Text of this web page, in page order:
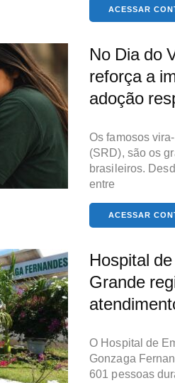
ACESSAR
No Dia do
reforça a
adoção
Os famosos
(SRD), são os
brasileiros.
entre
ACESSAR
Hospital
Grande
O Hospital de
Gonzaga
601 pessoas